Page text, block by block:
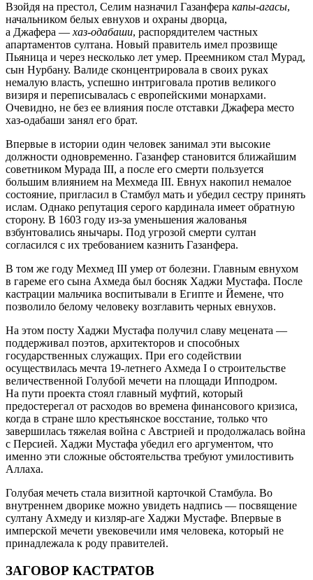
Взойдя на престол, Селим назначил Газанфера капы-агасы,
начальником белых евнухов и охраны дворца,
а Джафера —хаз-одабаши, распорядителем частных
апартаментов султана. Новый правитель имел прозвище
Пьяница и через несколько лет умер. Преемником стал Мурад,
сын Нурбану. Валиде сконцентрировала в своих руках
немалую власть, успешно интриговала против великого
визиря и переписывалась с европейскими монархами.
Очевидно, не без ее влияния после отставки Джафера место
хаз-одабаши занял его брат.
Впервые в истории один человек занимал эти высокие
должности одновременно. Газанфер становится ближайшим
советником Мурада III, а после его смерти пользуется
большим влиянием на Мехмеда III. Евнух накопил немалое
состояние, пригласил в Стамбул мать и убедил сестру принять
ислам. Однако репутация серого кардинала имеет обратную
сторону. В 1603 году из-за уменьшения жалованья
взбунтовались янычары. Под угрозой смерти султан
согласился с их требованием казнить Газанфера.
В том же году Мехмед III умер от болезни. Главным евнухом
в гареме его сына Ахмеда был босняк Хаджи Мустафа. После
кастрации мальчика воспитывали в Египте и Йемене, что
позволило белому человеку возглавить черных евнухов.
На этом посту Хаджи Мустафа получил славу мецената —
поддерживал поэтов, архитекторов и способных
государственных служащих. При его содействии
осуществилась мечта 19-летнего Ахмеда I о строительстве
величественной Голубой мечети на площади Ипподром.
На пути проекта стоял главный муфтий, который
предостерегал от расходов во времена финансового кризиса,
когда в стране шло крестьянское восстание, только что
завершилась тяжелая война с Австрией и продолжалась война
с Персией. Хаджи Мустафа убедил его аргументом, что
именно эти сложные обстоятельства требуют умилостивить
Аллаха.
Голубая мечеть стала визитной карточкой Стамбула. Во
внутреннем дворике можно увидеть надпись — посвящение
султану Ахмеду и кизляр-аге Хаджи Мустафе. Впервые в
имперской мечети увековечили имя человека, который не
принадлежала к роду правителей.
ЗАГОВОР КАСТРАТОВ